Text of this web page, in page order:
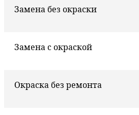
Замена без окраски
Замена с окраской
Окраска без ремонта